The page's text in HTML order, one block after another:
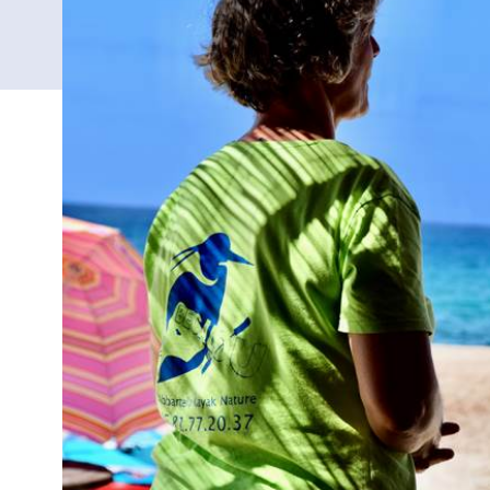
Siren 419 165 824 000, Plage D'Abbartello,
OLMETO, FRANCE
Mobiltelefon
+33 6 81 77 20 37
E-Mail
E-Mail-Kontakt
IHRE ANFRAGE